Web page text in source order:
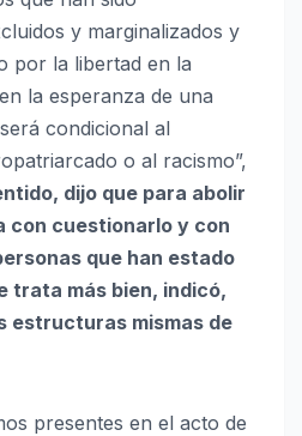
y marginalizados y
por la libertad en la
la esperanza de una
condicional al
o al racismo”,
dijo que para abolir
con cuestionarlo y con
que han estado
trata más bien, indicó,
estructuras mismas de
presentes en el acto de